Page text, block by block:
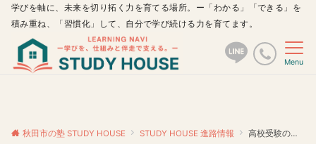
学びを軸に、未来を切り拓く力を育てる場所。ー「わかる」「できる」を
積み重ね、「習慣化」して、自分で学び続ける力を育てます。
Menu
秋田市の塾 STUDY HOUSE STUDY HOUSE 進路情報 高校受験の後に一番やってはいけないNG行動【スタディハウス 秋田 塾】＜ホームルームTV＞